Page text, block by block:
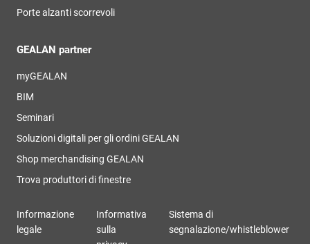
Porte alzanti scorrevoli
GEALAN partner
myGEALAN
BIM
Seminari
Soluzioni digitali per gli ordini GEALAN
Shop merchandising GEALAN
Trova produttori di finestre
Informazione
legale
Informativa
sulla
Sistema di
segnalazione/whistleblower